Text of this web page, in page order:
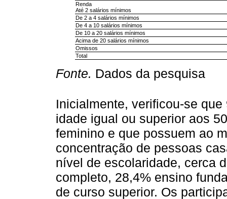
Renda
Até 2 salários mínimos
De 2 a 4 salários mínimos
De 4 a 10 salários mínimos
De 10 a 20 salários mínimos
Acima de 20 salários mínimos
Omissos
Total
Fonte. Dados da pesquisa
Inicialmente, verificou-se
idade igual ou superior aos
feminino e que possuem ao
concentração de pessoas
nível de escolaridade, cerca
completo, 28,4% ensino
de curso superior. Os